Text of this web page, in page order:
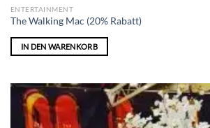
ENTERTAINMENT
The Walking Mac (20% Rabatt)
IN DEN WARENKORB